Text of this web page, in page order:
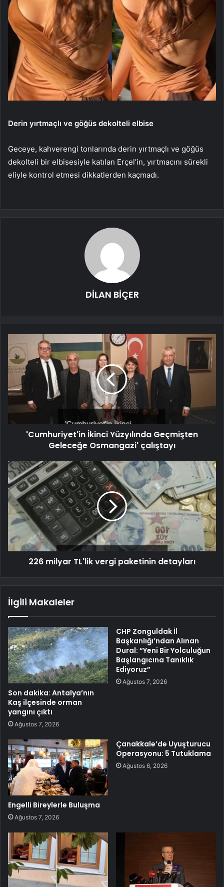
Derin yırtmaçlı ve göğüs dekolteli elbise
Geceye, kahverengi tonlarında derin yırtmaçlı ve göğüs
dekolteli bir elbisesiyle katılan Erçel’in, yırtmacını sürekli
eliyle kontrol etmesi dikkatlerden kaçmadı.
DİLAN BİÇER
'Cumhuriyet'in İkinci Yüzyılında Geçmişten
Geleceğe Osmangazi' çalıştayı
226 milyar TL'lik vergi paketinin detayları
İlgili Makaleler
Son dakika: Antalya’nın
Kaş ilçesinde orman
yangını çıktı
Ağustos 7, 2026
CHP Zonguldak İl
Başkanlığı’ndan Alınan
Dural: “Yeni Bir Yolculuğun
Başlangıcına Tanıklık
Ediyoruz”
Ağustos 7, 2026
Engelli Bireylerle Buluşma
Ağustos 7, 2026
Çanakkale’de Uyuşturucu
Operasyonu: 5 Tutuklama
Ağustos 6, 2026